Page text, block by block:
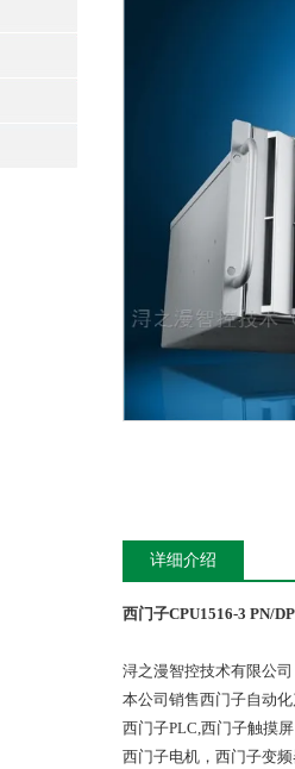
详细介绍
西门子CPU1516-3 PN/
浔之漫智控技术有限公
本公司销售西门子自动
西门子PLC,西门子触摸
西门子电机，西门子变